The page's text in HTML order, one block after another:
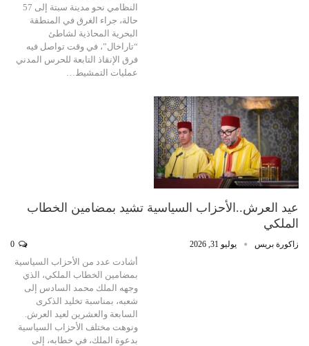
النظامي نحو مدينة سبتة إلى 57
حالة، جراء الغرق في المنطقة
البحرية المحاذية لشاطئ
“تاراخال”، في وقت تواصل فيه
فرق الإنقاذ التابعة للحرس المدني
عمليات التمشيط…
عيد العرش..الأحزاب السياسية تشيد بمضامين الخطاب
الملكي
زاكورة بريس يوليو 31, 2026
أشادت عدد من الأحزاب السياسية
بمضامين الخطاب الملكي، الذي
وجهه الملك محمد السادس إلى
شعبه، بمناسبة تخليد الذكرى
السابعة والعشرين لعيد العرش.
ونوهت مختلف الأحزاب السياسية
بدعوة الملك، في خطابه، إلى